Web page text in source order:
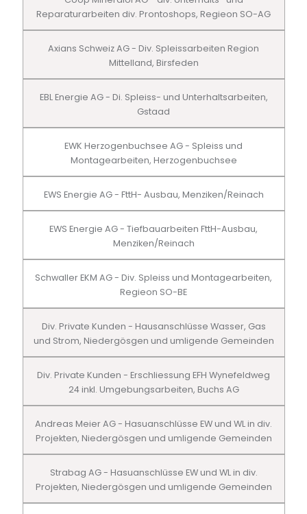
Reparaturarbeiten div. Prontoshops, Regieon SO-AG
Axians Schweiz AG - Div. Spleissarbeiten Region
Mittelland, Birsfeden
EBL Energie AG - Di. Spleiss- und Unterhaltsarbeiten,
Gstaad
EWK Herzogenbuchsee AG - Spleiss und
Montagearbeiten, Herzogenbuchsee
EWS Energie AG - FttH- Ausbau, Menziken/Reinach
EWS Energie AG - Tiefbauarbeiten FttH-Ausbau,
Menziken/Reinach
Schwaller EKM AG - Div. Spleiss und Montagearbeiten,
Regieon SO-BE
Div. Private Kunden - Hausanschlüsse Wasser, Gas
und Strom, Niedergösgen und umligende Gemeinden
Div. Private Kunden - Erschliessung EFH Wynefeldweg
24 inkl. Umgebungsarbeiten, Buchs AG
Andreas Meier AG - Hasuanschlüsse EW und WL in div.
Projekten, Niedergösgen und umligende Gemeinden
Strabag AG - Hasuanschlüsse EW und WL in div.
Projekten, Niedergösgen und umligende Gemeinden